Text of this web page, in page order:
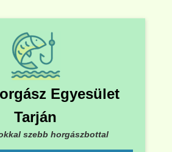
Egyesület
Tarján
szebb horgászbottal